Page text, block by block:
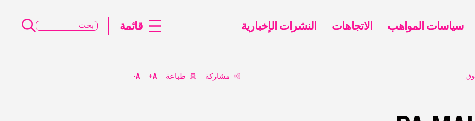
مشاركة طباعة A+
A-
‎سياسات المواهب الاتجاهات النشرات الإخبارية قائمة